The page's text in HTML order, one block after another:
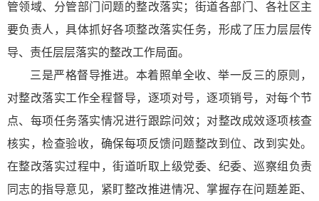
管领域、分管部门问题的整改落实；街道各部门、各社区主
要负责人，具体抓好各项整改落实任务，形成了压力层层传
导、责任层层落实的整改工作局面。
三是严格督导推进。本着照单全收、举一反三的原则，
对整改落实工作全程督导，逐项对号，逐项销号，对每个节
点、每项任务落实情况进行跟踪问效；对整改成效逐项核查
核实，检查验收，确保每项反馈问题整改到位、改到实处。
在整改落实过程中，街道听取上级党委、纪委、巡察组负责
同志的指导意见，紧盯整改推进情况、掌握存在问题差距、